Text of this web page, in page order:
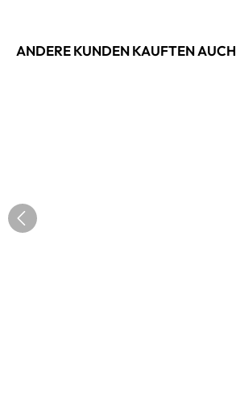
ANDERE KUNDEN KAUFTEN AUCH